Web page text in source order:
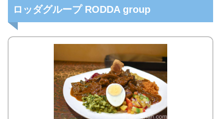
ロッダグループ RODDA group